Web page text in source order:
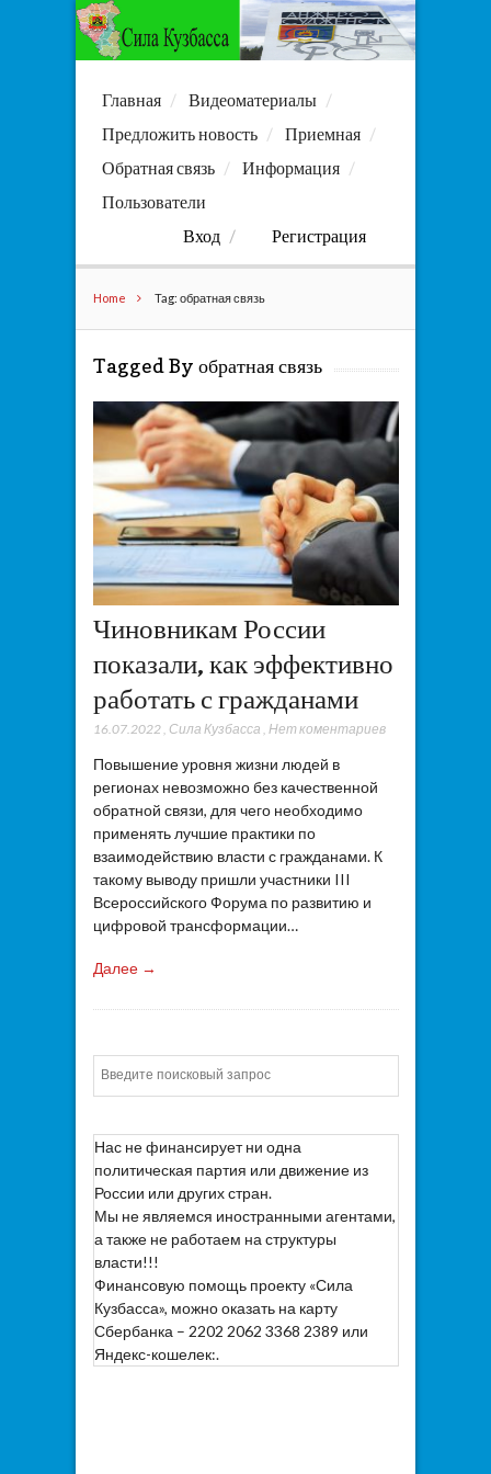
Главная
Видеоматериалы
Предложить новость
Приемная
Обратная связь
Информация
Пользователи
Вход
Регистрация
Home Tag: обратная связь
Tagged By обратная связь
Чиновникам России
показали, как эффективно
работать с гражданами
16.07.2022, Сила Кузбасса Нет коментариев
Повышение уровня жизни людей в
регионах невозможно без качественной
обратной связи, для чего необходимо
применять лучшие практики по
взаимодействию власти с гражданами. К
такому выводу пришли участники III
Всероссийского Форума по развитию и
цифровой трансформации…
Далее →
Нас не финансирует ни одна
политическая партия или движение из
России или других стран.
Мы не являемся иностранными агентами,
а также не работаем на структуры
власти!!!
Финансовую помощь проекту «Сила
Кузбасса», можно оказать на карту
Сбербанка – 2202 2062 3368 2389 или
Яндекс-кошелек:.